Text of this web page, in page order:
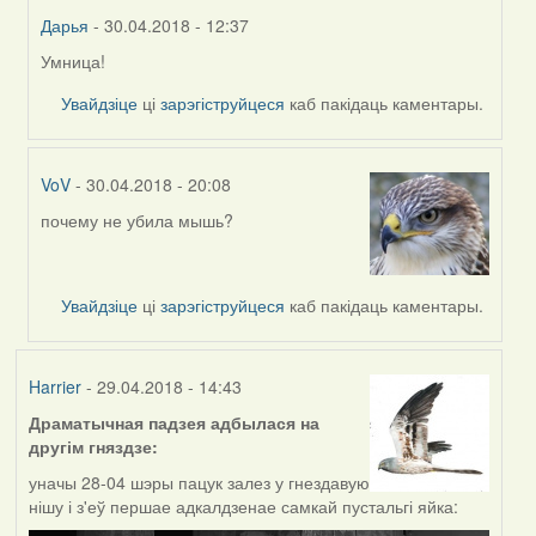
Дарья - 30.04.2018 - 12:37
In
reply
by
Умница!
Увайдзіце цізарэгіструйцеся каб пакідаць каментары.
VoV - 30.04.2018 - 20:08
In
почему не убила мышь?
Увайдзіце цізарэгіструйцеся каб пакідаць каментары.
Harrier- 29.04.2018 - 14:43
Драматычная падзея адбылася на
другім гняздзе:
уначы 28-04 шэры пацук залез у гнездавую
нішу і з'еў першае адкалдзенае самкай пустальгі яйка: